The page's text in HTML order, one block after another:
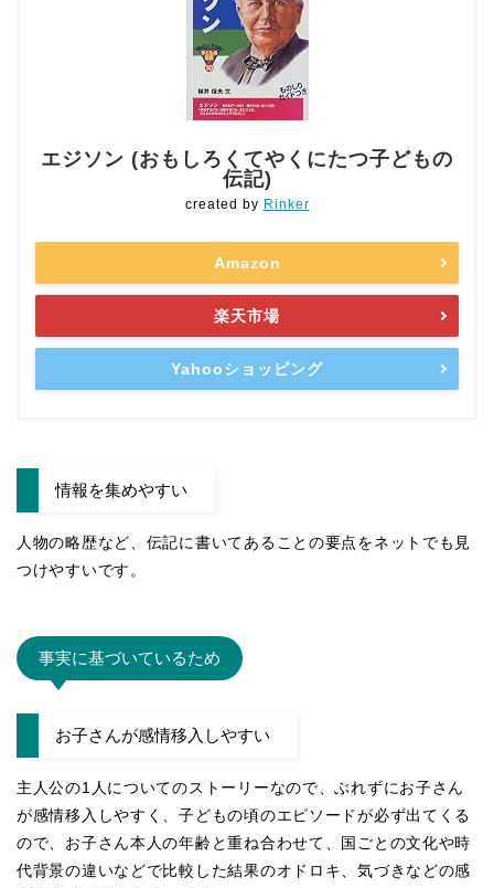
エジソン (おもしろくてやくにたつ子どもの
伝記)
created by Rinker
Amazon
楽天市場
Yahooショッピング
情報を集めやすい
人物の略歴など、伝記に書いてあることの要点をネットでも見
つけやすいです。
事実に基づいているため
お子さんが感情移入しやすい
主人公の1人についてのストーリーなので、ぶれずにお子さん
が感情移入しやすく、子どもの頃のエピソードが必ず出てくる
ので、お子さん本人の年齢と重ね合わせて、国ごとの文化や時
代背景の違いなどで比較した結果のオドロキ、気づきなどの感